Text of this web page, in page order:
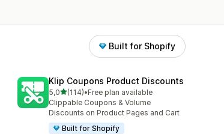
Built for Shopify
Klip Coupons Product Discounts
5,0av 5 stjerner
(114)
Totalt 114 omtaler
•Free plan available
Clippable Coupons & Volume
Discounts on Product Pages and Cart
Built for Shopify